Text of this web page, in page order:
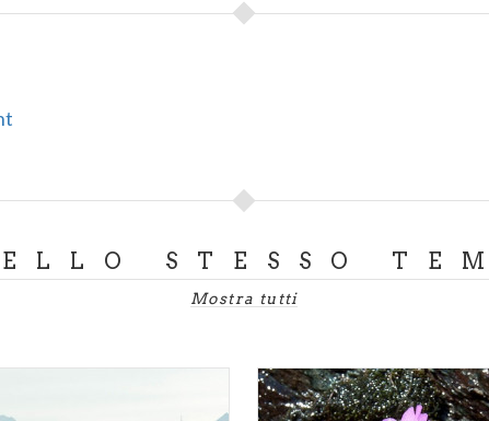
STESSO
Mostra tutti